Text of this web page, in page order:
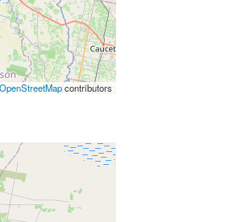
OpenStreetMapcontributors